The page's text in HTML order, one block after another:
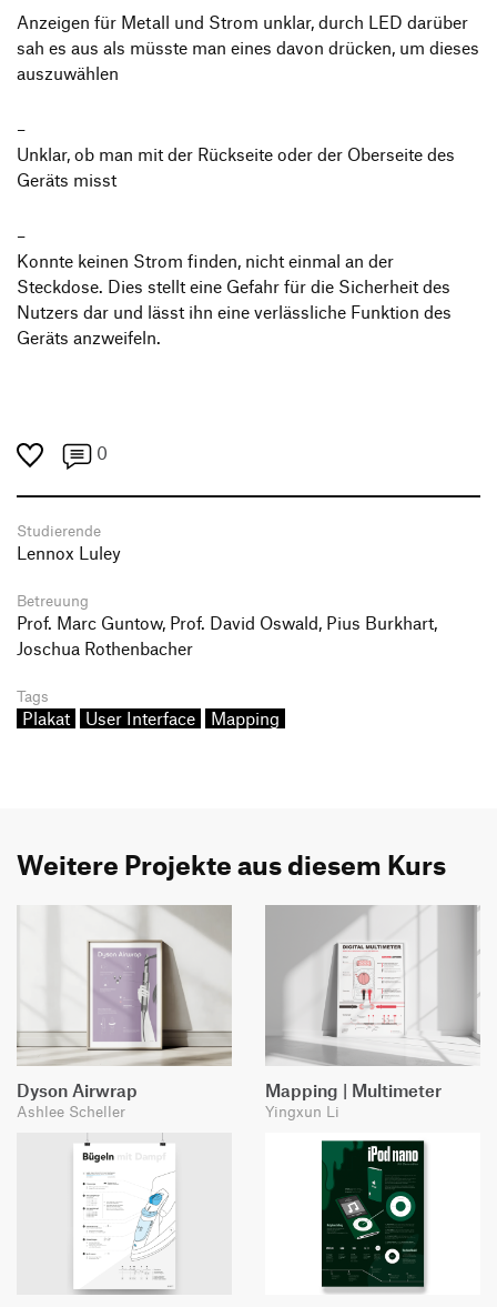
Anzeigen für Metall und Strom unklar, durch LED darüber
sah es aus als müsste man eines davon drücken, um dieses
auszuwählen
Unklar, ob man mit der Rückseite oder der Oberseite des
Geräts misst
Konnte keinen Strom finden, nicht einmal an der
Steckdose. Dies stellt eine Gefahr für die Sicherheit des
Nutzers dar und lässt ihn eine verlässliche Funktion des
Geräts anzweifeln.
0
Studierende
Lennox Luley
Betreuung
Prof. Marc Guntow, Prof. David Oswald, Pius Burkhart,
Joschua Rothenbacher
Tags
Plakat User Interface Mapping
Weitere Projekte aus diesem Kurs
Dyson Airwrap
Ashlee Scheller
Mapping | Multimeter
Yingxun Li